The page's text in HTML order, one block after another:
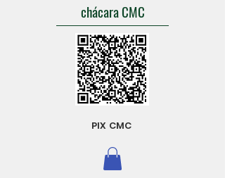
chácara CMC
PIX CMC